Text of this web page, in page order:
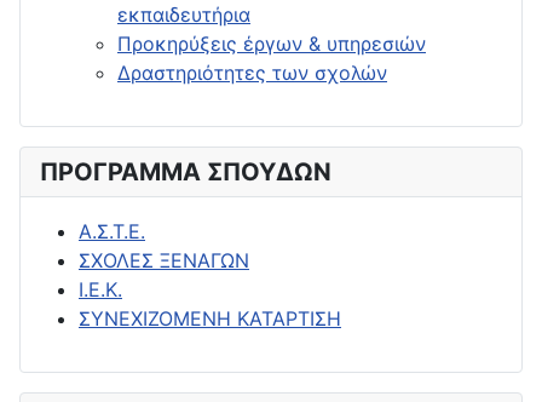
εκπαιδευτήρια
Προκηρύξεις έργων & υπηρεσιών
Δραστηριότητες των σχολών
ΠΡΟΓΡΑΜΜΑ ΣΠΟΥΔΩΝ
Α.Σ.Τ.Ε.
ΣΧΟΛΕΣ ΞΕΝΑΓΩΝ
Ι.Ε.Κ.
ΣΥΝΕΧΙΖΟΜΕΝΗ ΚΑΤΑΡΤΙΣΗ